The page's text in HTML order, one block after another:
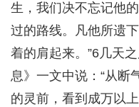
生，我们决不忘记他
过的路线。凡他所遗
着的肩起来。”6几天
息》一文中说：“从断
的灵前，看到成万以